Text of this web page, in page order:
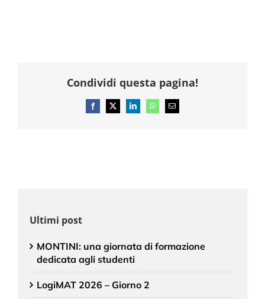
Condividi questa pagina!
Facebook
X LinkedInWhatsAppEmail
Ultimi post
MONTINI: una giornata di formazione
dedicata agli studenti
LogiMAT 2026 – Giorno 2